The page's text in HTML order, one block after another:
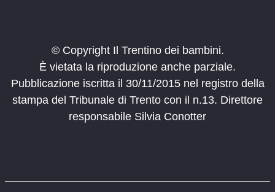
© Copyright Il Trentino dei bambini.
È vietata la riproduzione anche parziale.
Pubblicazione iscritta il 30/11/2015 nel registro della
stampa del Tribunale di Trento con il n.13. Direttore
responsabile Silvia Conotter